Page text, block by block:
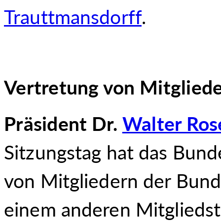
Trauttmansdorff.
Vertretung von
Präsident Dr. Walter
Sitzungstag hat das
von Mitgliedern der
einem anderen